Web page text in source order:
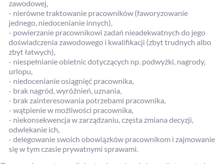
zawodowej,
- nierówne traktowanie pracowników (faworyzowanie
jednego, niedocenianie innych),
- powierzanie pracownikowi zadań nieadekwatnych do jego
doświadczenia zawodowego i kwalifikacji (zbyt trudnych albo
zbyt łatwych),
- niespełnianie obietnic dotyczących np. podwyżki, nagrody,
urlopu,
- niedocenianie osiągnięć pracownika,
- brak nagród, wyróżnień, uznania,
- brak zainteresowania potrzebami pracownika,
- wątpienie w możliwości pracownika,
- niekonsekwencja w zarządzaniu, częsta zmiana decyzji,
odwlekanie ich,
- delegowanie swoich obowiązków pracownikom i zajmowanie
się w tym czasie prywatnymi sprawami.